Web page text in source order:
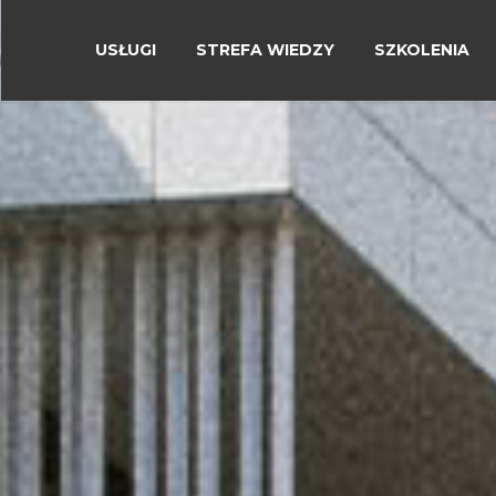
USŁUGI STREFA WIEDZY SZKOLENIA